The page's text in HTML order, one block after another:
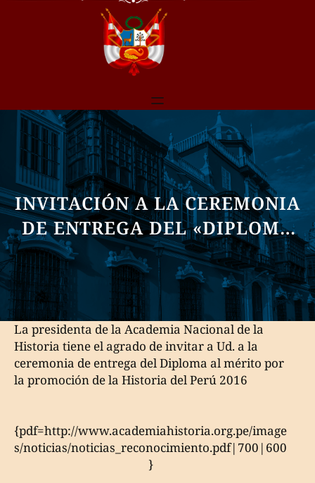
INVITACIÓN A LA CEREMONIA
DE ENTREGA DEL «DIPLOMA
AL MÉRITO POR LA
PROMOCIÓN DE LA HISTORIA
DEL PERÚ»
La presidenta de la Academia Nacional de la
Historia tiene el agrado de invitar a Ud. a la
ceremonia de entrega del Diploma al mérito por
la promoción de la Historia del Perú 2016
{pdf=http://www.academiahistoria.org.pe/image
s/noticias/noticias_reconocimiento.pdf|700|600
}